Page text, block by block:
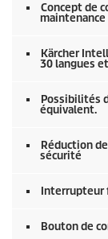
Concept de
maintenance
Kärcher
30 langues
Possibilités
équivalent.
Réduction
sécurité
Interrupteur
Bouton de